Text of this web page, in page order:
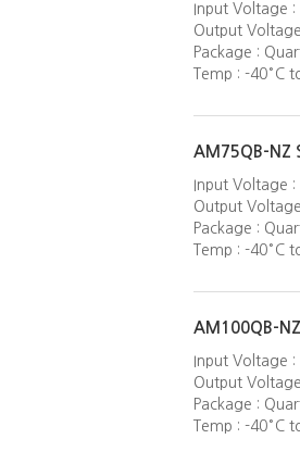
Input Voltage
Output
Package :
Temp : -40°C
AM75QB-NZ
Input Voltage
Output
Package :
Temp : -40°C
AM100QB-
Input Voltage
Output
Package :
Temp : -40°C